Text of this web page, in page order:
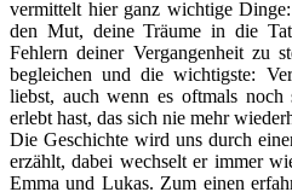
vermittelt hier ganz wichtige
den Mut, deine Träume in die
Fehlern deiner Vergangenheit zu
begleichen und die wichtigste:
liebst, auch wenn es oftmals
erlebt hast, das sich nie mehr
Die Geschichte wird uns durch
erzählt, dabei wechselt er immer
Emma und Lukas. Zum einen